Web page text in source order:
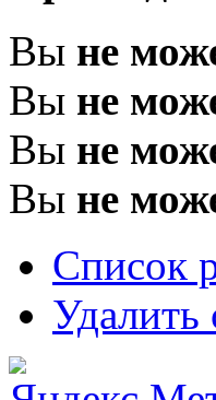
Вы не
Вы не
Вы не
Вы не
Список